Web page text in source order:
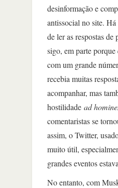
desinformação e
antissocial no site.
de ler as respostas de
sigo, em parte porque
com um grande
recebia muitas
acompanhar, mas
hostilidade ad
comentaristas se
assim, o Twitter,
muito útil,
grandes eventos
No entanto, com